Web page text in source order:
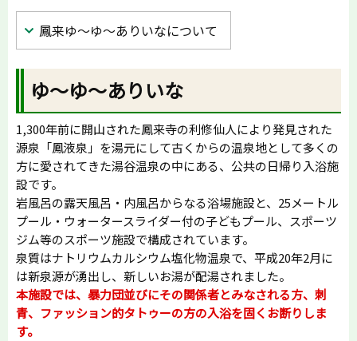
鳳来ゆ〜ゆ〜ありいなについて
ゆ〜ゆ〜ありいな
1,300年前に開山された鳳来寺の利修仙人により発見された
源泉「鳳液泉」を湯元にして古くからの温泉地として多くの
方に愛されてきた湯谷温泉の中にある、公共の日帰り入浴施
設です。
岩風呂の露天風呂・内風呂からなる浴場施設と、25メートル
プール・ウォータースライダー付の子どもプール、スポーツ
ジム等のスポーツ施設で構成されています。
泉質はナトリウムカルシウム塩化物温泉で、平成20年2月に
は新泉源が湧出し、新しいお湯が配湯されました。
本施設では、暴力団並びにその関係者とみなされる方、刺
青、ファッション的タトゥーの方の入浴を固くお断りしま
す。